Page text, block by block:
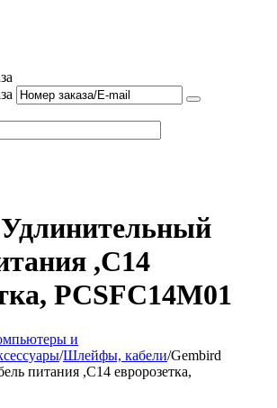
,C14
PCSFC14M01
и
/Шлейфы, кабели/Gembird
питания ,C14 евророзетка,